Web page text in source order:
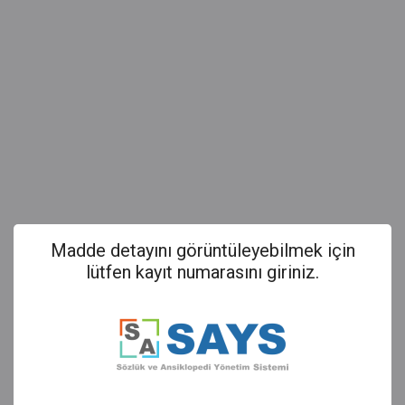
Madde detayını görüntüleyebilmek için
lütfen kayıt numarasını giriniz.